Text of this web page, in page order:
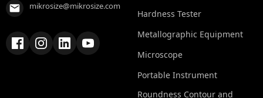
mikrosize@mikrosize.com
Hardness Tester
Metallographic Equipment
Microscope
Portable Instrument
Roundness Contour and